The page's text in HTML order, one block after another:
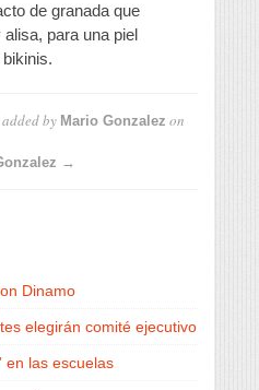
de granada que
para una piel
added by Mario Gonzalez on
→
Dinamo
elegirán comité ejecutivo
en las escuelas